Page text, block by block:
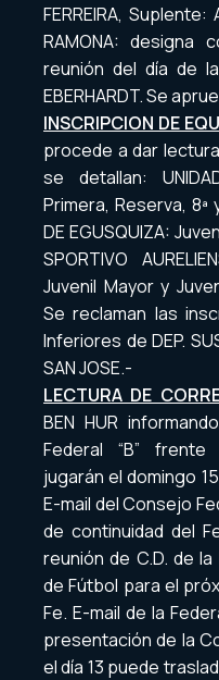
FERREIRA, Suplente:
RAMONA: designa
reunión del día de
EBERHARDT. Se
INSCRIPCION DE
procede a dar
se detallan: UNIDAD
Primera, Reserva, 8ª
DE EGUSQUIZA:
SPORTIVO
Juvenil Mayor y
Se reclaman las
Inferiores de DEP.
SAN JOSE.-
LECTURA DE
BEN HUR
Federal “B” frente
jugarán el domingo
E-mail del Consejo
de continuidad del
reunión de C.D. de
de Fútbol para el
Fe. E-mail de la
presentación de la
el día 13 puede